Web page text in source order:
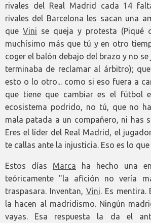
rivales del Real Madrid cada 14
rivales del Barcelona les sacan una
que Vini se queja y protesta (Piqué
muchísimo más que tú y en otro
coger el balón debajo del brazo y no
terminaba de reclamar al árbitro);
esto o lo otro... como si eso fuera a
que tiene que cambiar es el fútbol
ecosistema podrido, no tú, que no
mala patada a un compañero, ni has
Eres el líder del Real Madrid, el
te callas ante la injusticia. Eso es lo
Estos días Marca ha hecho una
teóricamente "la afición no vería
traspasara. Inventan, Vini. Es mentira.
la hacen al madridismo. Ningún
vayas. Esa respuesta la da el